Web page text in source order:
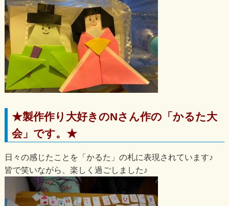
★製作作り大好きのNさん作の「かるた大
会」です。★
日々の感じたことを「かるた」の札に表現されています♪
皆で笑いながら、楽しく過ごしました♪